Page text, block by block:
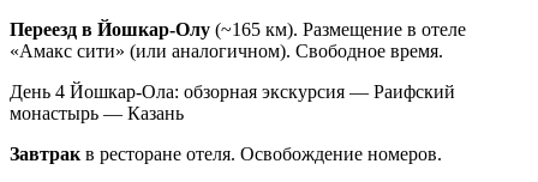
Переезд в Йошкар-Олу (~165 км). Размещение в отеле
«Амакс сити» (или аналогичном). Свободное время.
День 4 Йошкар-Ола: обзорная экскурсия — Раифский
монастырь — Казань
Завтрак в ресторане отеля. Освобождение номеров.